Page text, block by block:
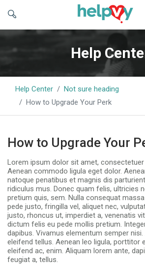
Help
Help Center
Not sure heading
How to Upgrade Your Perk
How to Upgrade Your
Lorem ipsum dolor sit amet, consectetuer
Aenean commodo ligula eget dolor.
natoque penatibus et magnis dis
ridiculus mus. Donec quam felis, ultricies
pretium quis, sem. Nulla consequat
pede justo, fringilla vel, aliquet nec,
justo, rhoncus ut, imperdiet a, venenatis
dictum felis eu pede mollis pretium.
dapibus. Vivamus elementum semper
eleifend tellus. Aenean leo ligula, porttitor
eleifend ac, enim. Aliquam lorem ante,
feugiat a, tellus.